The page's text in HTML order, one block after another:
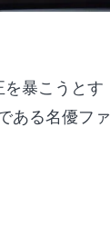
暴こうとす
ある名優ファ